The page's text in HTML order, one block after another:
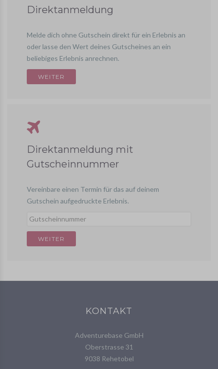
Direktanmeldung
Melde dich ohne Gutschein direkt für ein Erlebnis an
oder lasse den Wert deines Gutscheines an ein
beliebiges Erlebnis anrechnen.
Direktanmeldung mit
Gutscheinnummer
Vereinbare einen Termin für das auf deinem
Gutschein aufgedruckte Erlebnis.
KONTAKT
Adventurebase GmbH
Oberstrasse 31
9038 Rehetobel